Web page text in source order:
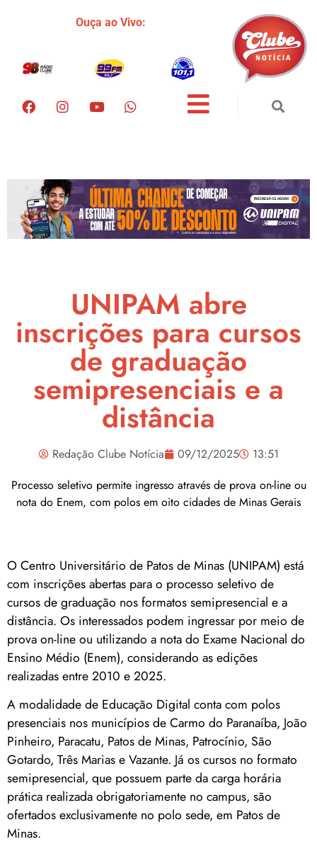
Ouça ao Vivo:
UNIPAM abre
inscrições para cursos
de graduação
semipresenciais e a
distância
Redação Clube Notícia 09/12/2025
13:51
Processo seletivo permite ingresso através de prova on-line ou
nota do Enem, com polos em oito cidades de Minas Gerais
O Centro Universitário de Patos de Minas (UNIPAM) está
com inscrições abertas para o processo seletivo de
cursos de graduação nos formatos semipresencial e a
distância. Os interessados podem ingressar por meio de
prova on-line ou utilizando a nota do Exame Nacional do
Ensino Médio (Enem), considerando as edições
realizadas entre 2010 e 2025.
A modalidade de Educação Digital conta com polos
presenciais nos municípios de Carmo do Paranaíba, João
Pinheiro, Paracatu, Patos de Minas, Patrocínio, São
Gotardo, Três Marias e Vazante. Já os cursos no formato
semipresencial, que possuem parte da carga horária
prática realizada obrigatoriamente no campus, são
ofertados exclusivamente no polo sede, em Patos de
Minas.